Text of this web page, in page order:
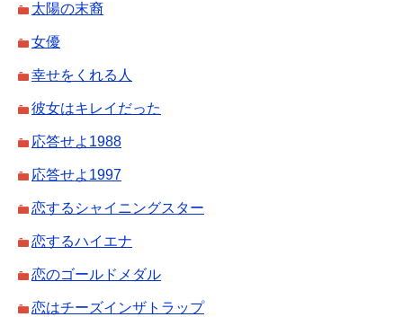
太陽の末裔
女優
幸せをくれる人
彼女はキレイだった
応答せよ1988
応答せよ1997
恋するシャイニングスター
恋するハイエナ
恋のゴールドメダル
恋はチーズインザトラップ